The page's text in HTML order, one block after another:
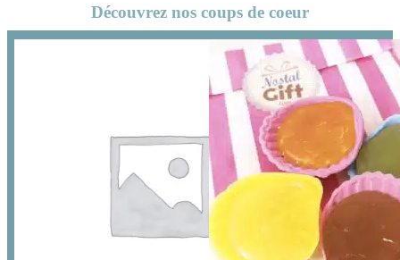
remplacée”
Découvrez nos coups de coeur